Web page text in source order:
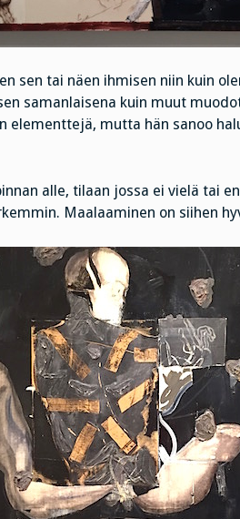
sen tai näen ihmisen niin kuin
samanlaisena kuin muut
elementtejä, mutta hän sanoo
alle, tilaan jossa ei vielä tai
Maalaaminen on siihen